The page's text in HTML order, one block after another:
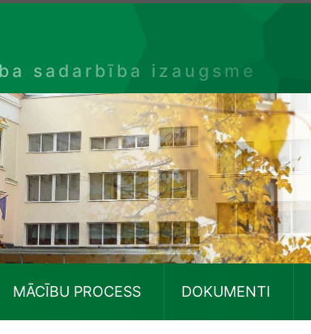
sadarbība izaugsme
MĀCĪBU PROCESS DOKUMENTI